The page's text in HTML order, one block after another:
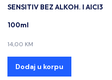
SENSITIV BEZ ALKOH. I AlCl3
100ml
14,00 KM
Dodaj u korpu